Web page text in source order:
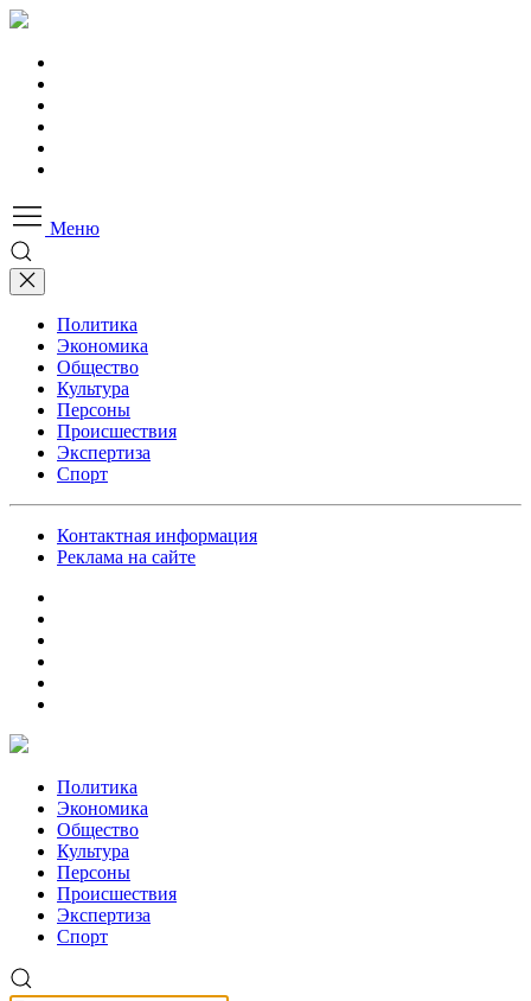
Меню
Политика
Экономика
Общество
Культура
Персоны
Происшествия
Экспертиза
Спорт
Контактная информация
Реклама на сайте
Политика
Экономика
Общество
Культура
Персоны
Происшествия
Экспертиза
Спорт